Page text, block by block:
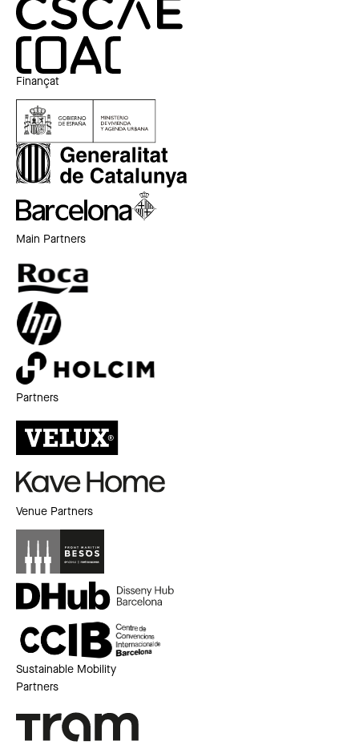
Finançat
Main Partners
Partners
Venue Partners
Sustainable Mobility
Partners